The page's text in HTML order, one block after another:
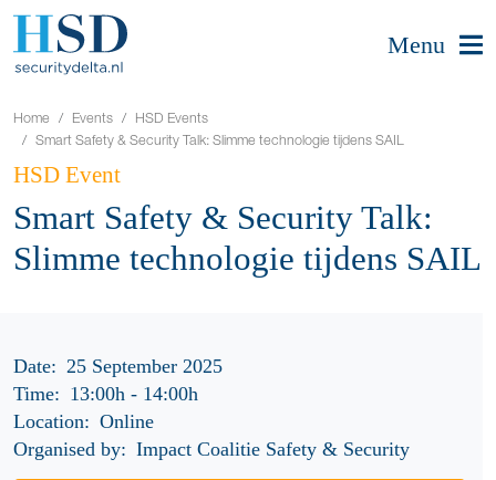
Menu
Home Events
HSD Events
Smart Safety & Security Talk: Slimme technologie tijdens SAIL
HSD Event
Smart Safety & Security Talk:
Slimme technologie tijdens SAIL
Date: 25 September 2025
Time: 13:00h- 14:00h
Location: Online
Organised by: Impact Coalitie Safety & Security